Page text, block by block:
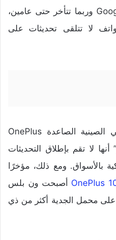
الرئيسية فور صدورها من Google وربما تتأخر حتى عامين،
لا تتلقى تحديثات على
واحدة من تلك الشركات هي الصينية الصاعدة OnePlus
أنها لا تقم بإطلاق التحديثات
بالأسواق. ومع ذلك، مؤخرًا
OnePlus أصبحت ون بلس
محمل الجدية أكثر من ذي